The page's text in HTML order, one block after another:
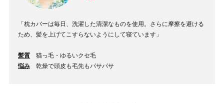
「枕カバーは毎日、洗濯した清潔なものを使用。さらに摩擦を避ける
ため、髪を上げてこすらないようにして寝ています」
髪質 猫っ毛・ゆるいクセ毛
悩み 乾燥で頭皮も毛先もパサパサ